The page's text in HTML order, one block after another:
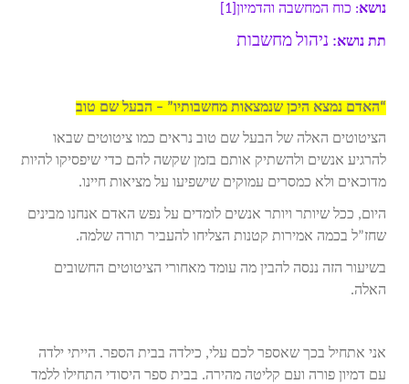
נושא: כוח המחשבה והדמיון[1]
תת נושא: ניהול מחשבות
“האדם נמצא היכן שנמצאות מחשבותיו” – הבעל שם טוב
הציטוטים האלה של הבעל שם טוב נראים כמו ציטוטים שבאו
להרגיע אנשים ולהשתיק אותם בזמן שקשה להם כדי שיפסיקו להיות
מדוכאים ולא כמסרים עמוקים שישפיעו על מציאות חיינו.
היום, ככל שיותר ויותר אנשים לומדים על נפש האדם אנחנו מבינים
שחז”ל בכמה אמירות קטנות הצליחו להעביר תורה שלמה.
בשיעור הזה ננסה להבין מה עומד מאחורי הציטוטים החשובים
האלה.
אני אתחיל בכך שאספר לכם עלי, כילדה בבית הספר. הייתי ילדה
עם דמיון פורה ועם קליטה מהירה. בבית ספר היסודי התחילו ללמד